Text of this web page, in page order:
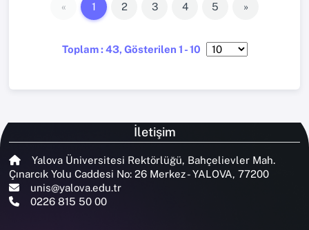
Toplam : 43, Gösterilen 1 - 10
« 1 2 3 4 5 »
İletişim
Yalova Üniversitesi Rektörlüğü, Bahçelievler Mah.
Çınarcık Yolu Caddesi No: 26 Merkez - YALOVA, 77200
unis@yalova.edu.tr
0226 815 50 00